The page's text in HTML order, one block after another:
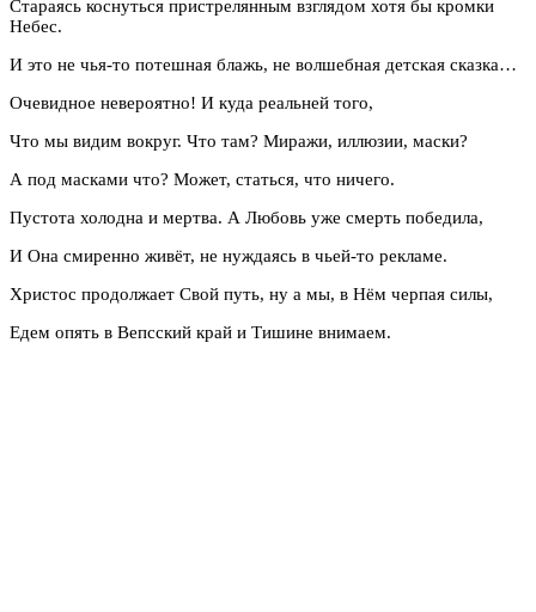
Стараясь коснуться пристрелянным взглядом хотя бы кромки
Небес.
И это не чья-то потешная блажь, не волшебная детская сказка…
Очевидное невероятно! И куда реальней того,
Что мы видим вокруг. Что там? Миражи, иллюзии, маски?
А под масками что? Может, статься, что ничего.
Пустота холодна и мертва. А Любовь уже смерть победила,
И Она смиренно живёт, не нуждаясь в чьей-то рекламе.
Христос продолжает Свой путь, ну а мы, в Нём черпая силы,
Едем опять в Вепсский край и Тишине внимаем.